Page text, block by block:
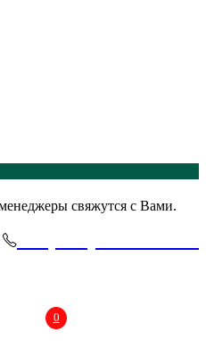
свяжутся с Вами.
0